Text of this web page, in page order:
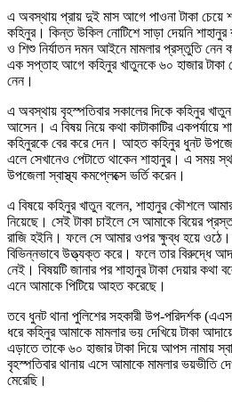
এ অবস্থায় প্রায় দুই মাস আগে পাওনা টাকা চেয়ে
কহিনুর। কিন্ত উকিল নোটিশে সাড়া দেয়নি
ও শিশু নির্যাতন দমন আইনে মামলার প্রস্তুতি নেন
এক সপ্তাহ আগে কহিনুর খাতুনকে ৬০ হাজার টাকা
নেন।
এ অবস্থায় বৃহস্পতিবার সকালের দিকে কহিনুর
আসেন। এ বিষয় নিয়ে কথা কাটাকাটির একপর্যায়ে
কহিনুরকে বের করে দেন। আহত কহিনুর ধুনট
এলে সেখানেও পেটাতে থাকেন শাহানুর। এ সময়
উপজেলা স্বাস্থ্য কমপ্লেক্সে ভর্তি করেন।
এ বিষয়ে কহিনুর খাতুন বলেন, শাহানুর কৌশলে
নিয়েছে। সেই টাকা চাইলে সে আমাকে বিয়ের
রাজি হইনি। ফলে সে আমার ওপর ক্ষুব্ধ হয়ে
বিভিন্নভাবে উত্ত্যক্ত করে। ফলে তার বিরুদ্ধে
নেই। বিষয়টি জানার পর শাহানুর টাকা দেয়ার কথা
এনে আমাকে পিটিয়ে আহত করেছে।
তবে ধুনট থানা পুলিশের সহকারী উপ-পরিদর্শক
ধরে কহিনুর আমাকে মামলার ভয় দেখিয়ে টাকা
এড়াতে তাকে ৬০ হাজার টাকা দিয়ে আপস নামায়
বৃহস্পতিবার থানায় এসে আমাকে মামলার ভয়ভীতি
মেরেছি।